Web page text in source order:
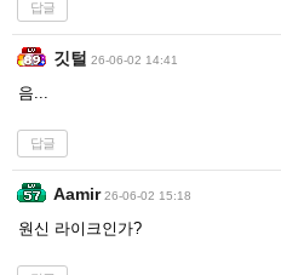
답글
깃털 26-06-02 14:41
음...
답글
Aamir 26-06-02 15:18
원신 라이크인가?